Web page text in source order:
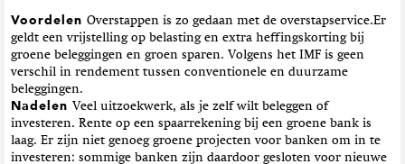
Voordelen Overstappen is zo gedaan met de overstapservice.Er
geldt een vrijstelling op belasting en extra heffingskorting bij
groene beleggingen en groen sparen. Volgens het IMF is geen
verschil in rendement tussen conventionele en duurzame
beleggingen.
Nadelen Veel uitzoekwerk, als je zelf wilt beleggen of
investeren. Rente op een spaarrekening bij een groene bank is
laag. Er zijn niet genoeg groene projecten voor banken om in te
investeren: sommige banken zijn daardoor gesloten voor nieuwe